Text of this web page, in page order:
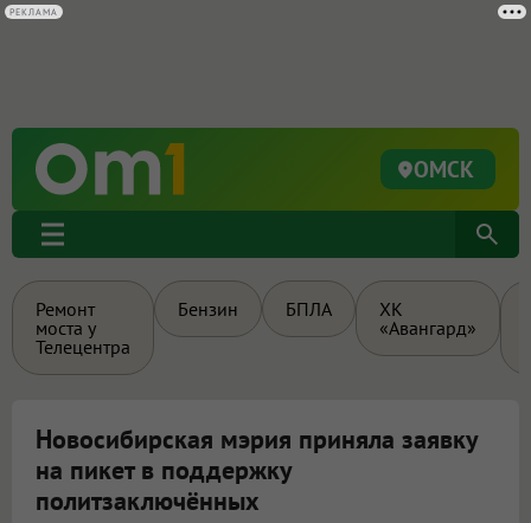
ОМСК
Ремонт
моста у
Телецентра
Бензин БПЛА
ХК
«Авангард»
Новосибирская мэрия приняла заявку
на пикет в поддержку
политзаключённых
РЕКЛАМА